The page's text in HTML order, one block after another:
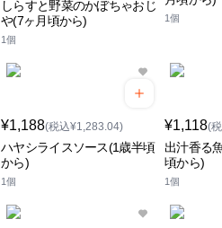
しらすと野菜のかぼちゃおじ
や(7ヶ月頃から)
1個
1個
¥1,188(税込¥1,283.04)
ハヤシライスソース(1歳半頃
から)
1個
¥1,118(
出汁香る
頃から)
1個